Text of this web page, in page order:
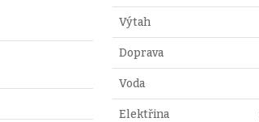
Výtah
Doprava
Voda
Elektřina